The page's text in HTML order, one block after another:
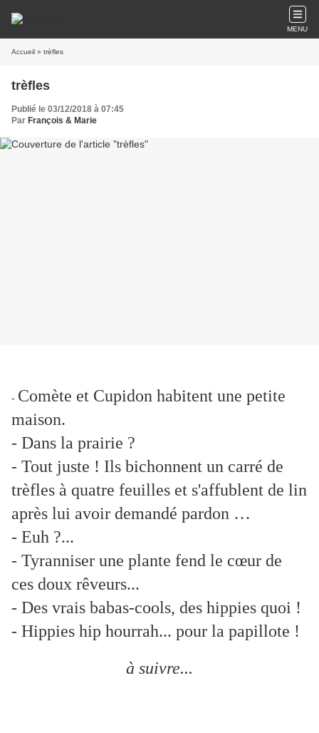
MENU
Accueil » trèfles
trèfles
Publié le 03/12/2018 à 07:45
Par François & Marie
- Comète et Cupidon habitent une petite
maison.
- Dans la prairie ?
- Tout juste ! Ils bichonnent un carré de
trèfles à quatre feuilles et s'affublent de lin
après lui avoir demandé pardon …
- Euh ?...
- Tyranniser une plante fend le cœur de
ces doux rêveurs...
- Des vrais babas-cools, des hippies quoi !
- Hippies hip hourrah... pour la papillote !
à suivre...